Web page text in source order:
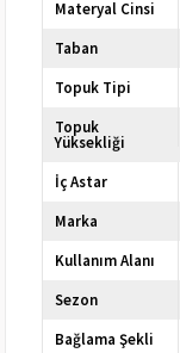
Materyal Cinsi
Taban
Topuk Tipi
Topuk
Yüksekliği
İç Astar
Marka
Kullanım Alanı
Sezon
Bağlama Şekli